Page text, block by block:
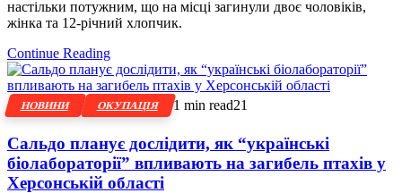
настільки потужним, що на місці загинули двоє чоловіків,
жінка та 12-річний хлопчик.
Continue Reading
НОВИНИ ОКУПАЦІЯ 1 min read21
Сальдо планує дослідити, як “українські
біолабораторії” впливають на загибель птахів у
Херсонській області